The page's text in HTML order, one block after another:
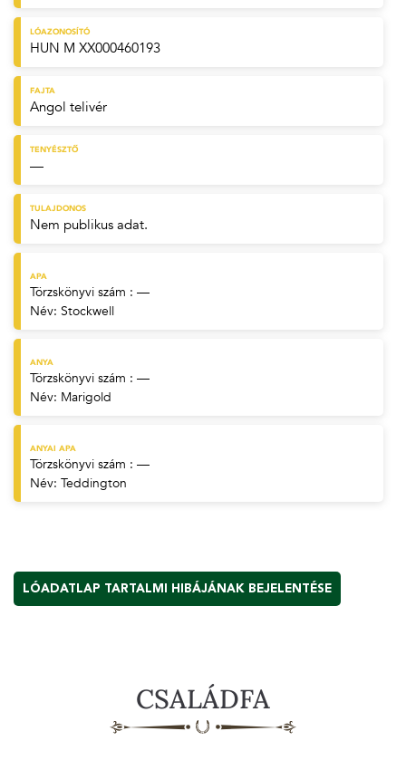
LÓAZONOSÍTÓ
HUN M XX000460193
FAJTA
Angol telivér
TENYÉSZTŐ
—
TULAJDONOS
Nem publikus adat.
APA
Törzskönyvi szám : —
Név: Stockwell
ANYA
Törzskönyvi szám : —
Név: Marigold
ANYAI APA
Törzskönyvi szám : —
Név: Teddington
LÓADATLAP TARTALMI HIBÁJÁNAK BEJELENTÉSE
CSALÁDFA